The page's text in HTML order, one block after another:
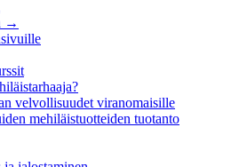
→
velvollisuudet viranomaisille
mehiläistuotteiden tuotanto